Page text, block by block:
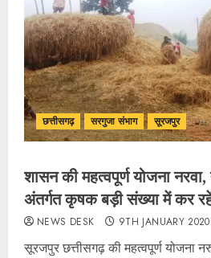
छत्तीसगढ़ सरगुजा संभाग सूरजपुर
शासन की महत्वपूर्ण योजना
अंतर्गत कृषक बड़ी संख्या में कर रहें
NEWS DESK 9TH JANUARY 2020
सूरजपुर छत्तीसगढ़ की महत्वपूर्ण योजना